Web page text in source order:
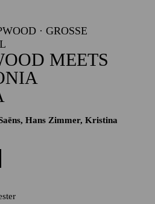
· GROSSE O
MEETS
Hans Zimmer, Kristina